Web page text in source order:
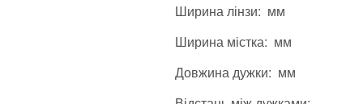
Ширина лінзи: мм
Ширина містка: мм
Довжина дужки: мм